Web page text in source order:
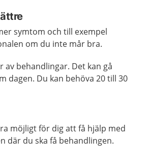
symtom och till exempel
om du inte mår bra.
behandlingar. Det kan gå
dagen. Du kan behöva 20 till 30
möjligt för dig att få hjälp med
där du ska få behandlingen.